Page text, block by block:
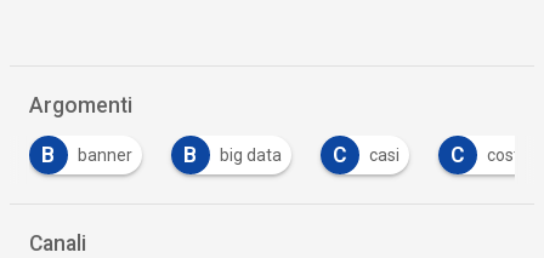
Argomenti
B big data C casi C costi D dati
Canali